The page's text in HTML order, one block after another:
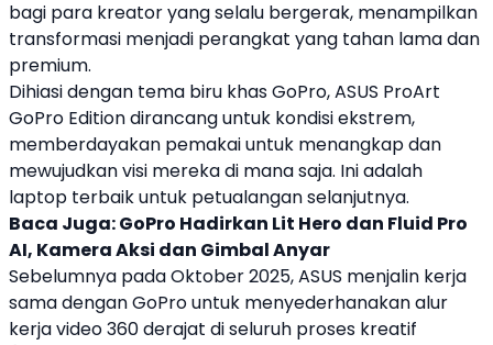
bagi para kreator yang selalu bergerak, menampilkan
transformasi menjadi perangkat yang tahan lama dan
premium.
Dihiasi dengan tema biru khas GoPro,ASUS ProArt
GoPro Editiondirancang untuk kondisi ekstrem,
memberdayakan pemakai untuk menangkap dan
mewujudkan visi mereka di mana saja. Ini adalah
laptop terbaik untuk petualangan selanjutnya.
Baca Juga:GoPro Hadirkan Lit Hero dan Fluid Pro
AI, Kamera Aksi dan Gimbal Anyar
Sebelumnya pada Oktober 2025,ASUS menjalin kerja
sama dengan GoPro untuk menyederhanakan alur
kerja video 360 derajat di seluruh proses kreatif